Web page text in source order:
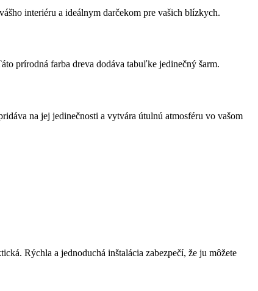
interiéru a ideálnym darčekom pre vašich blízkych.
prírodná farba dreva dodáva tabuľke jedinečný šarm.
na jej jedinečnosti a vytvára útulnú atmosféru vo vašom
Rýchla a jednoduchá inštalácia zabezpečí, že ju môžete